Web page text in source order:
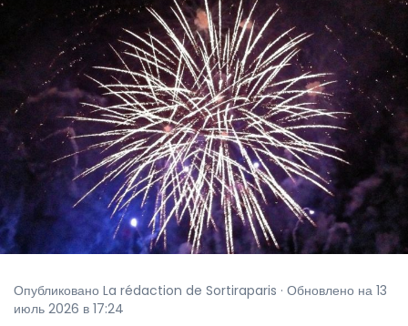
Опубликовано La rédaction de Sortiraparis · Обновлено на 13
июль 2026 в 17:24